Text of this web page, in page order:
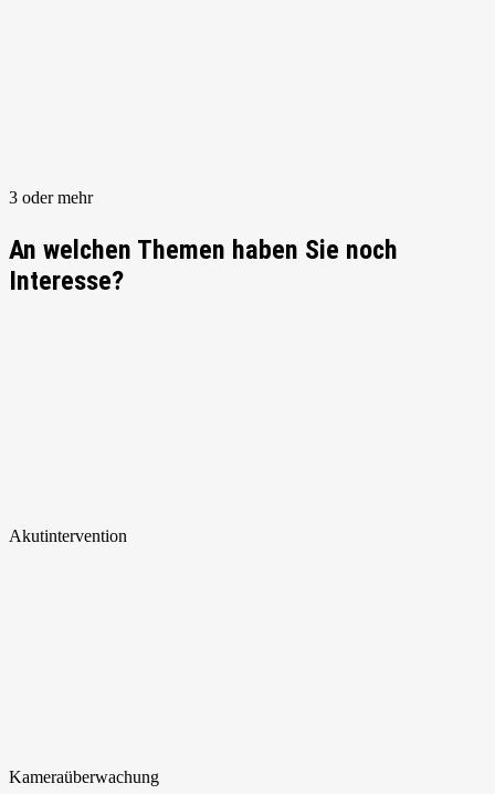
3 oder mehr
An welchen Themen haben Sie noch
Interesse?
Akutintervention
Kameraüberwachung